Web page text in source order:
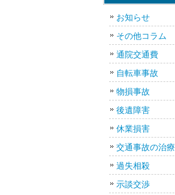
お知らせ
その他コラム
通院交通費
自転車事故
物損事故
後遺障害
休業損害
交通事故の治療
過失相殺
示談交渉